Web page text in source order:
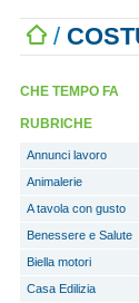
/
CHE TEMPO FA
RUBRICHE
Annunci lavoro
Animalerie
A tavola con gusto
Benessere e Salute
Biella motori
Casa Edilizia